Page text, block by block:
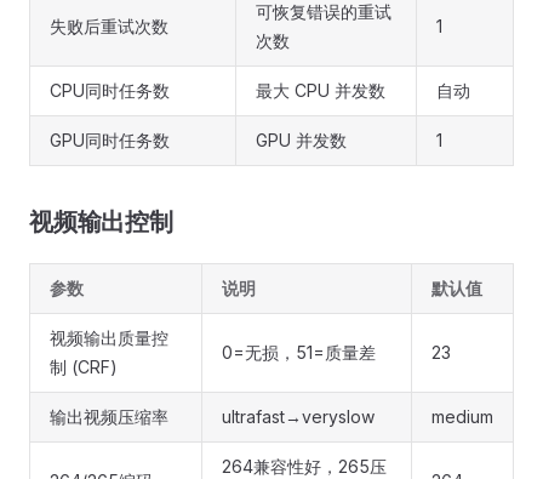
失败后重试次数
可恢复错误的重试
次数
1
CPU同时任务数 最大 CPU 并发数 自动
GPU同时任务数 GPU 并发数 1
视频输出控制
参数 说明 默认值
视频输出质量控
制 (CRF)
0=无损，51=质量差 23
输出视频压缩率 ultrafast→veryslow medium
264兼容性好，265压